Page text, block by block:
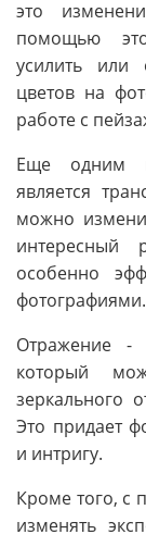
это
помощью
усилить или
цветов на
работе с
Еще одним
является
можно
интересный
особенно
фотографиями.
Отражение -
который
зеркального
Это придает
и интригу.
Кроме того, с
изменять